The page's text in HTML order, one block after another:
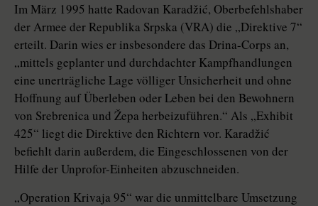
Im März 1995 hatte Radovan Karadžić, Oberbefehlshaber
der Armee der Republika Srpska (VRA) die „Direktive 7“
erteilt. Darin wies er insbesondere das Drina-Corps an,
„mittels geplanter und durchdachter Kampfhandlungen
eine unerträgliche Lage völliger Unsicherheit und ohne
Hoffnung auf Überleben oder Leben bei den Bewohnern
von Srebrenica und Žepa herbeizuführen.“ Als „Exhibit
425“ liegt die Direktive den Richtern vor. Karadžić
befiehlt darin außerdem, die Eingeschlossenen von der
Hilfe der Unprofor-Einheiten abzuschneiden.
„Operation Krivaja 95“ war die unmittelbare Umsetzung